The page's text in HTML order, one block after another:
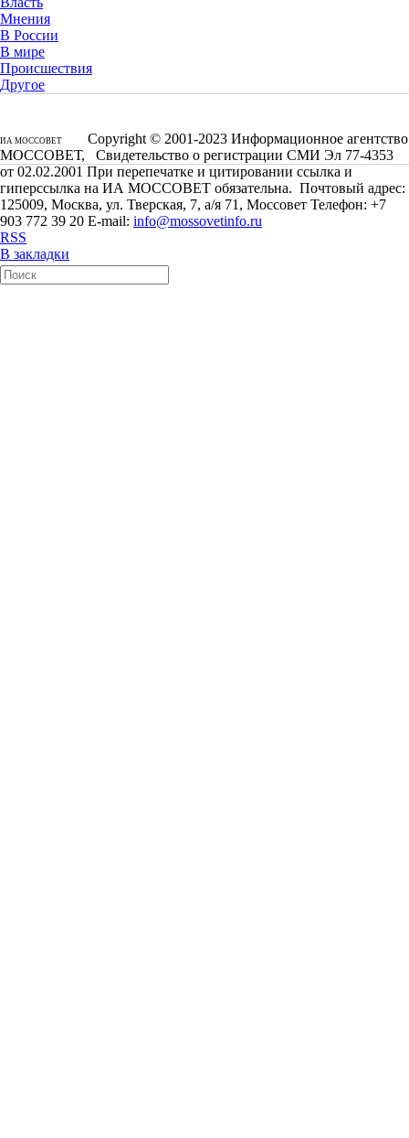
Мнения
В России
В мире
Происшествия
Другое
ИА МОССОВЕТ
Copyright © 2001-2023 Информационное агентство
МОССОВЕТ, Свидетельство о регистрации СМИ Эл 77-4353
от 02.02.2001 При перепечатке и цитировании ссылка и
гиперссылка на ИА МОССОВЕТ обязательна. Почтовый адрес:
125009, Москва, ул. Тверская, 7, а/я 71, Моссовет Телефон: +7
903 772 39 20 E-mail: info@mossovetinfo.ru
RSS
В закладки